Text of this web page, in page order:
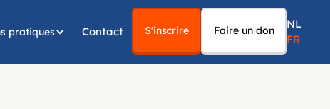
pratiques Contact S'inscrire Faire un don
NL
FR